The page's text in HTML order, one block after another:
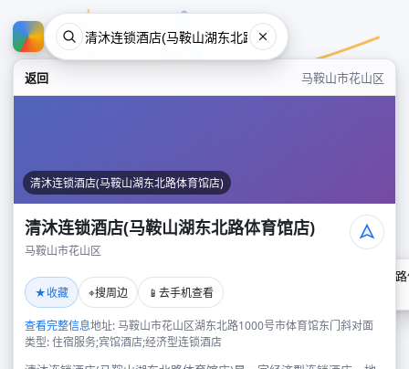
返回 马鞍山市花山区
清沐连锁酒店(马鞍山湖东北路体育馆店)
清沐连锁酒店(马鞍山湖东北路体育馆店)
马鞍山市花山区
★收藏 ⌖搜周边 📱 去手机查看
查看完整信息地址: 马鞍山市花山区湖东北路1000号市体育馆东门斜对面
类型: 住宿服务;宾馆酒店;经济型连锁酒店
清沐连锁酒店(马鞍山湖东北